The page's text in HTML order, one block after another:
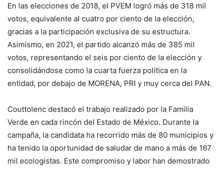
En las elecciones de 2018, el PVEM logró más de 318 mil
votos, equivalente al cuatro por ciento de la elección,
gracias a la participación exclusiva de su estructura.
Asimismo, en 2021, el partido alcanzó más de 385 mil
votos, representando el seis por ciento de la elección y
consolidándose como la cuarta fuerza política en la
entidad, por debajo de MORENA, PRI y muy cerca del PAN.
Couttolenc destacó el trabajo realizado por la Familia
Verde en cada rincón del Estado de México. Durante la
campaña, la candidata ha recorrido más de 80 municipios y
ha tenido la oportunidad de saludar de mano a más de 167
mil ecologistas. Este compromiso y labor han demostrado